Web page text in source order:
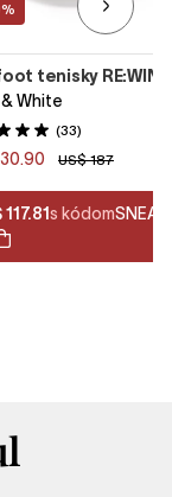
tenisky RE:WIND
White
(33)
US$ 187
s kódom